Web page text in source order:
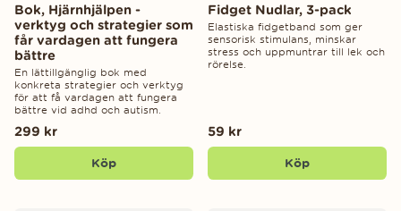
Bok, Hjärnhjälpen -
verktyg och strategier som
får vardagen att fungera
bättre
En lättillgänglig bok med
konkreta strategier och verktyg
för att få vardagen att fungera
bättre vid adhd och autism.
299 kr
Köp
Fidget Nudlar, 3-pack
Elastiska fidgetband som ger
sensorisk stimulans, minskar
stress och uppmuntrar till lek och
rörelse.
59 kr
Köp